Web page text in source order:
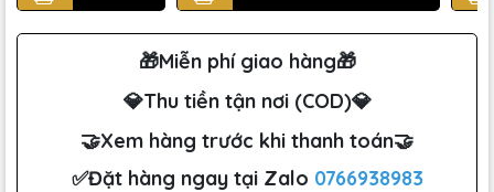
🎁Miễn phí giao hàng🎁
💎Thu tiền tận nơi (COD)💎
🤝Xem hàng trước khi thanh toán🤝
✅Đặt hàng ngay tại Zalo 0766938983